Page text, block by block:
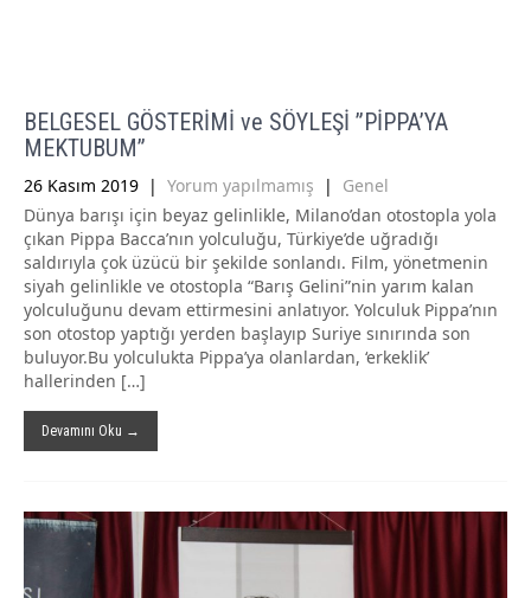
BELGESEL GÖSTERİMİ ve SÖYLEŞİ ”PİPPA’YA
MEKTUBUM”
26 Kasım 2019 | Yorum yapılmamış | Genel
Dünya barışı için beyaz gelinlikle, Milano’dan otostopla yola
çıkan Pippa Bacca’nın yolculuğu, Türkiye’de uğradığı
saldırıyla çok üzücü bir şekilde sonlandı. Film, yönetmenin
siyah gelinlikle ve otostopla “Barış Gelini”nin yarım kalan
yolculuğunu devam ettirmesini anlatıyor. Yolculuk Pippa’nın
son otostop yaptığı yerden başlayıp Suriye sınırında son
buluyor.Bu yolculukta Pippa’ya olanlardan, ‘erkeklik’
hallerinden […]
Devamını Oku →